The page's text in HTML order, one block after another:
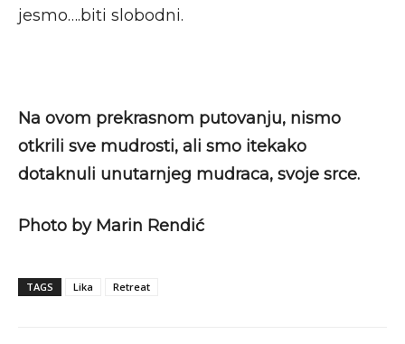
jesmo….biti slobodni.
Na ovom prekrasnom putovanju, nismo
otkrili sve mudrosti, ali smo itekako
dotaknuli unutarnjeg mudraca, svoje srce.
Photo by Marin Rendić
TAGS Lika Retreat